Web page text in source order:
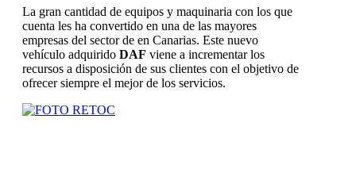
La gran cantidad de equipos y maquinaria con los que
cuenta les ha convertido en una de las mayores
empresas del sector de en Canarias. Este nuevo
vehículo adquirido DAF viene a incrementar los
recursos a disposición de sus clientes con el objetivo de
ofrecer siempre el mejor de los servicios.